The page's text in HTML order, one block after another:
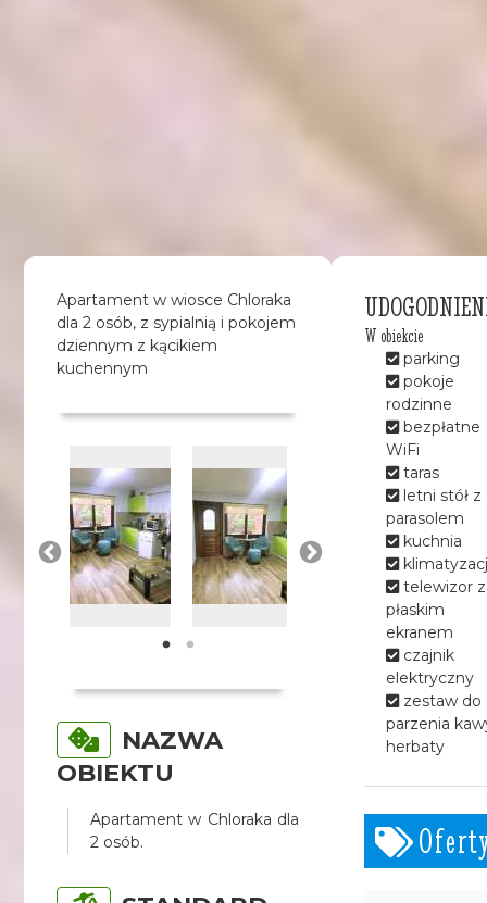
Apartament w wiosce Chloraka
dla 2 osób, z sypialnią i pokojem
dziennym z kącikiem
kuchennym
NAZWA
OBIEKTU
Apartament w Chloraka dla
2 osób.
W obiekcie
parking
pokoje
rodzinne
bezpłatne
WiFi
taras
letni stół z
parasolem
kuchnia
telewizor z
płaskim
ekranem
czajnik
elektryczny
zestaw do
parzenia
herbaty